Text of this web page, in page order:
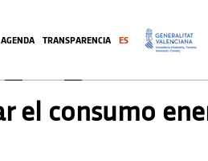
AGENDA TRANSPARENCIA .
ES
el consumo